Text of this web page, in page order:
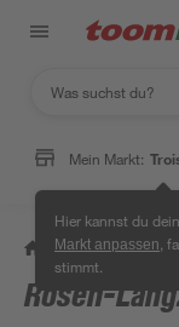
Mein Markt:
Hier kannst du
Markt anpassen ,
stimmt.
/ Garten &
Rosen-